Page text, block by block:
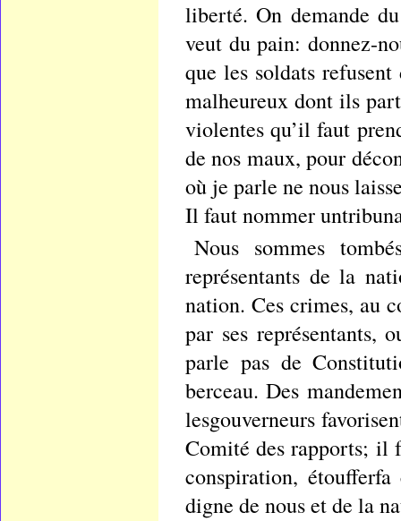
liberté. On demande
veut du pain: donnez-
que les soldats
malheureux dont ils
violentes qu’il faut
de nos maux, pour
où je parle ne nous
Il faut nommer
Nous sommes
représentants de la
nation. Ces crimes, au
par ses représentants,
parle pas de
berceau. Des
lesgouverneurs
Comité des rapports; il
conspiration,
digne de nous et de la